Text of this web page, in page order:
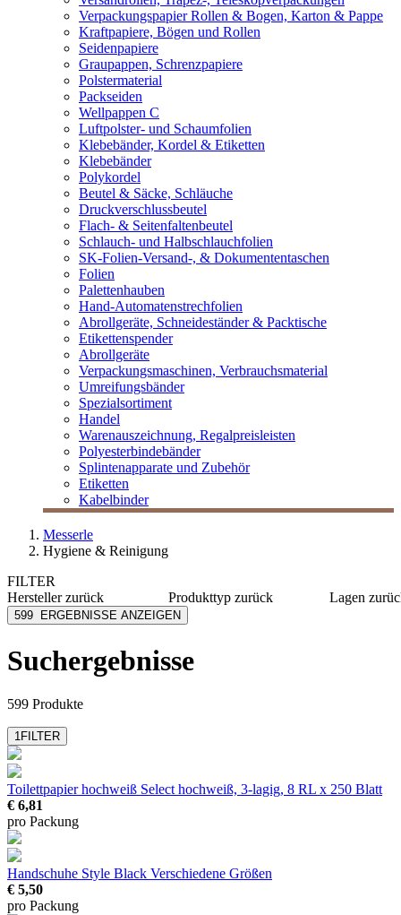
Verpackungspapier Rollen & Bogen, Karton & Pappe
Kraftpapiere, Bögen und Rollen
Seidenpapiere
Graupappen, Schrenzpapiere
Polstermaterial
Packseiden
Wellpappen C
Luftpolster- und Schaumfolien
Klebebänder, Kordel & Etiketten
Klebebänder
Polykordel
Beutel & Säcke, Schläuche
Druckverschlussbeutel
Flach- & Seitenfaltenbeutel
Schlauch- und Halbschlauchfolien
SK-Folien-Versand-, & Dokumententaschen
Folien
Palettenhauben
Hand-Automatenstrechfolien
Abrollgeräte, Schneideständer & Packtische
Etikettenspender
Abrollgeräte
Verpackungsmaschinen, Verbrauchsmaterial
Umreifungsbänder
Spezialsortiment
Handel
Warenauszeichnung, Regalpreisleisten
Polyesterbindebänder
Splintenapparate und Zubehör
Etiketten
Kabelbinder
Messerle
Hygiene & Reinigung
FILTER
Herstellerzurück
[e] one
AMPri
Aristo
mehr anzeigen
Produkttyp zurück
Desinfektionsspender
Lagen
599 ERGEBNISSE ANZEIGEN
Suchergebnisse
599 Produkte
1FILTER
Toilettpapier hochweiß Select hochweiß, 3-lagig, 8 RL x 250 Blatt
€ 6,81
pro Packung
Handschuhe Style Black Verschiedene Größen
€ 5,50
pro Packung